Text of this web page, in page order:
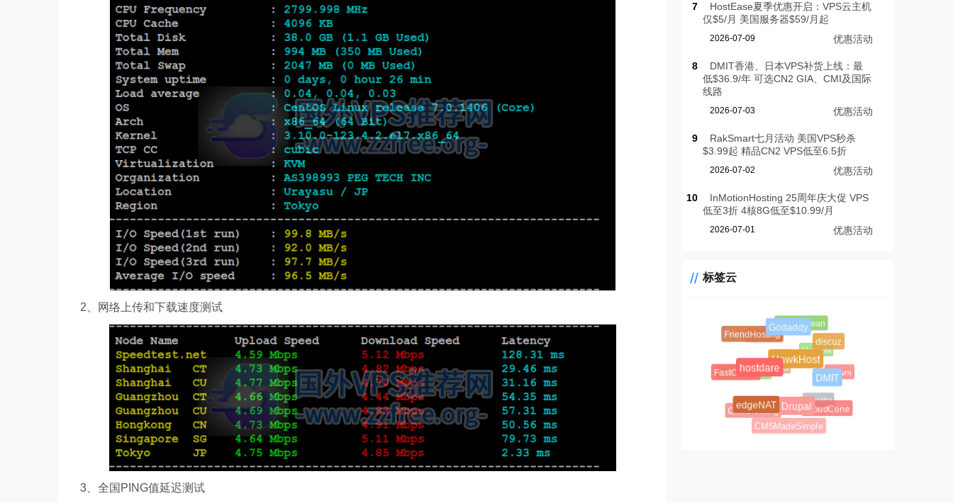
2、网络上传和下载速度测试
3、全国PING值延迟测试
7
HostEase夏季优惠开启：VPS云主机
仅$5/月 美国服务器$59/月起
2026-07-09 优惠活动
8
DMIT香港、日本VPS补货上线：最
低$36.9/年 可选CN2 GIA、CMI及国际
线路
2026-07-03 优惠活动
9
RakSmart七月活动 美国VPS秒杀
$3.99起 精品CN2 VPS低至6.5折
2026-07-02 优惠活动
10
InMotionHosting 25周年庆大促 VPS
低至3折 4核8G低至$10.99/月
2026-07-01 优惠活动
标签云
Aquanx
Arvixe
BBS
bluehost
buyvm
CloudCone
CMSMadeSimple
ColoCrossing
Database Mart
DediPath
DigitalOcean
discuz
DMIT
Drupal
edgeNAT
FastComet
FriendHostingGodaddy
HawkHost
hostdare